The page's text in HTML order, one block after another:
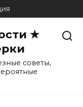
★
советы,